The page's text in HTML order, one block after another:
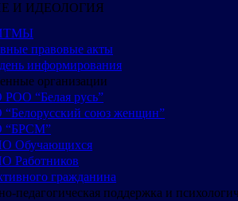
И ИДЕОЛОГИЯ
правовые акты
информирования
организации
“Белая русь”
союз женщин”
“БРСМ”
Обучающихся
Работников
гражданина
педагогическая поддержка и